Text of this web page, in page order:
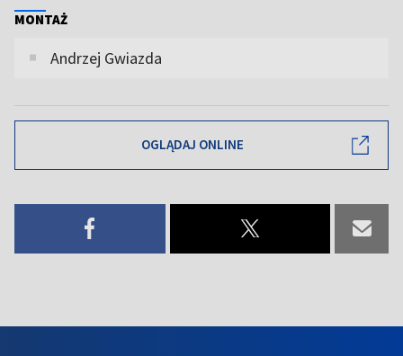
MONTAŻ
Andrzej Gwiazda
OGLĄDAJ ONLINE